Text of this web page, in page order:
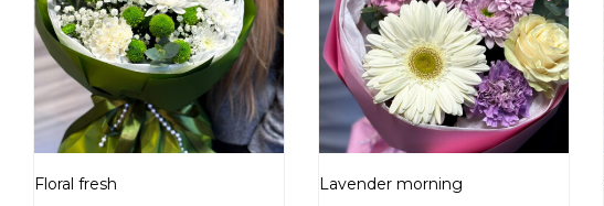
Floral fresh Lavender morning